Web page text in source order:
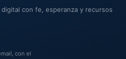
con fe, esperanza y recursos
con el